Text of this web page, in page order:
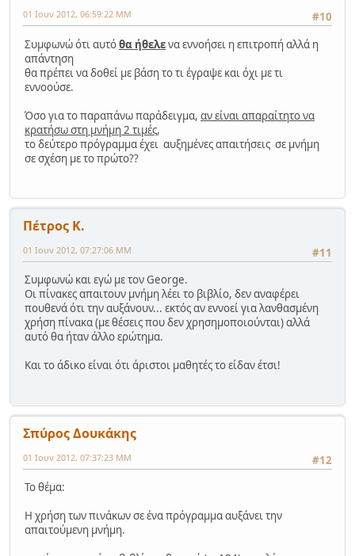
#10
01 Ιουν 2012, 06:59:22 ΜΜ
Συμφωνώ ότι αυτόθα ήθελενα εννοήσει η επιτροπή αλλά η
απάντηση
θα πρέπει να δοθεί με βάση το τι έγραψε και όχι με τι
εννοούσε.
Όσο για το παραπάνω παράδειγμα, αν είναι απαραίτητο να
κρατήσω στη μνήμη 2 τιμές,
το δεύτερο πρόγραμμα έχει αυξημένες απαιτήσεις σε μνήμη
σε σχέση με το πρώτο??
Πέτρος Κ.
#11
01 Ιουν 2012, 07:27:06 ΜΜ
Συμφωνώ και εγώ με τον George.
Οι πίνακες απαιτουν μνήμη λέει το βιβλίο, δεν αναφέρει
πουθενά ότι την αυξάνουν... εκτός αν εννοεί για λανθασμένη
χρήση πίνακα (με θέσεις που δεν χρησημοποιούνται) αλλά
αυτό θα ήταν άλλο ερώτημα.
Και το άδικο είναι ότι άριστοι μαθητές το είδαν έτσι!
Σπύρος Δουκάκης
#12
01 Ιουν 2012, 07:37:23 ΜΜ
Το θέμα:
Η χρήση των πινάκων σε ένα πρόγραμμα αυξάνει την
απαιτούμενη μνήμη.